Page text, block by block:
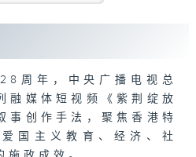
周年，中央广播电视总
融媒体短视频《紫荆绽放
事创作手法，聚焦香港特
国主义教育、经济、社